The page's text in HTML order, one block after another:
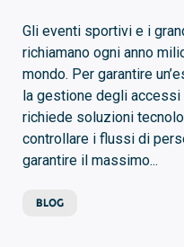
Gli eventi sportivi e i
richiamano ogni anno
mondo. Per garantire
la gestione degli
richiede soluzioni
controllare i flussi di
garantire il massimo...
BLOG